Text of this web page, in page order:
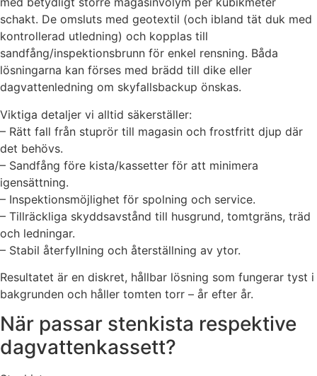
schakt. De omsluts med geotextil (och ibland tät duk med
kontrollerad utledning) och kopplas till
sandfång/inspektionsbrunn för enkel rensning. Båda
lösningarna kan förses med brädd till dike eller
dagvattenledning om skyfallsbackup önskas.
Viktiga detaljer vi alltid säkerställer:
– Rätt fall från stuprör till magasin och frostfritt djup där
det behövs.
– Sandfång före kista/kassetter för att minimera
igensättning.
– Inspektionsmöjlighet för spolning och service.
– Tillräckliga skyddsavstånd till husgrund, tomtgräns, träd
och ledningar.
– Stabil återfyllning och återställning av ytor.
Resultatet är en diskret, hållbar lösning som fungerar tyst i
bakgrunden och håller tomten torr – år efter år.
När passar stenkista respektive
dagvattenkassett?